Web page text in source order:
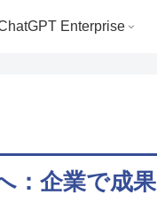
Enterprise
：企業で成